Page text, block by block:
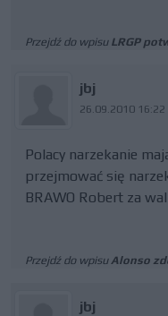
Przejdź do wpisu LRGP
jbj
26.09.2010 16:22
Polacy narzekanie
przejmować się
BRAWO Robert za
Przejdź do wpisuAlonso
jbj